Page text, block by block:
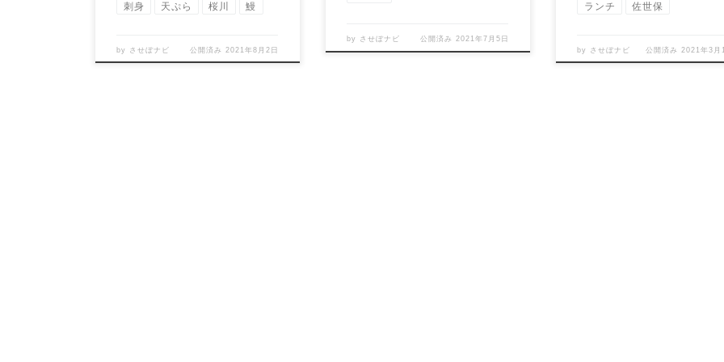
刺身 天ぷら 桜川 鰻
by させぼナビ 公開済み 2021年8月2日
by させぼナビ 公開済み 2021年7月5日
ランチ 佐世保
by させぼナビ 公開済み 2021年3月